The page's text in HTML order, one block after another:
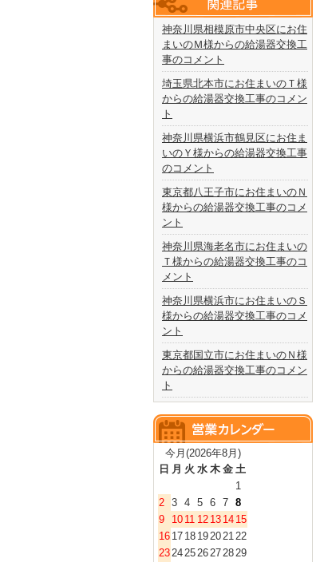
神奈川県相模原市中央区にお住
まいのＭ様からの給湯器交換工
事のコメント
埼玉県北本市にお住まいのＴ様
からの給湯器交換工事のコメン
ト
神奈川県横浜市鶴見区にお住ま
いのＹ様からの給湯器交換工事
のコメント
東京都八王子市にお住まいのＮ
様からの給湯器交換工事のコメ
ント
神奈川県海老名市にお住まいの
Ｔ様からの給湯器交換工事のコ
メント
神奈川県横浜市にお住まいのＳ
様からの給湯器交換工事のコメ
ント
東京都国立市にお住まいのＮ様
からの給湯器交換工事のコメン
ト
今月(2026年8月)
日 月 火 水 木 金 土
1
2 3 4 5 6 7 8
9
10 11 12 13 14 15
16 17 18 19202122
23242526272829